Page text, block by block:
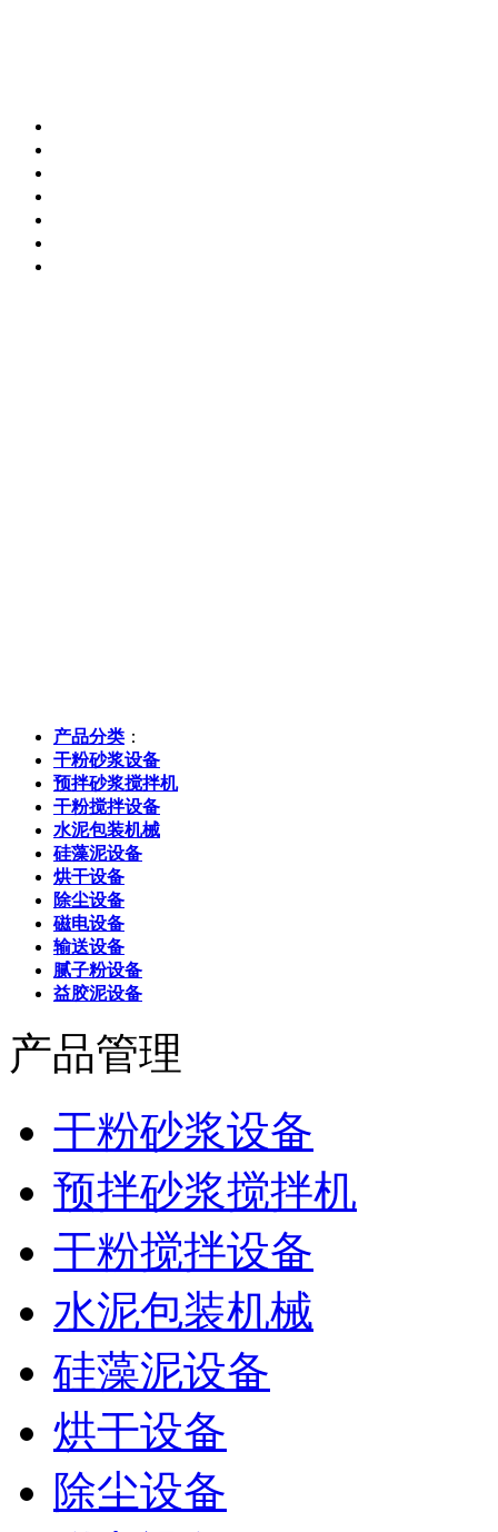
产品分类 ：
干粉砂浆设备
预拌砂浆搅拌机
干粉搅拌设备
水泥包装机械
硅藻泥设备
烘干设备
除尘设备
磁电设备
输送设备
腻子粉设备
益胶泥设备
产品管理
干粉砂浆设备
预拌砂浆搅拌机
干粉搅拌设备
水泥包装机械
硅藻泥设备
烘干设备
除尘设备